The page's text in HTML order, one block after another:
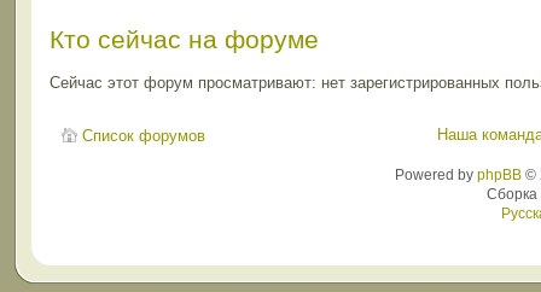
Кто сейчас на форуме
Сейчас этот форум просматривают: нет зарегистрированных
Список форумов Наша
Powered by phpBB©